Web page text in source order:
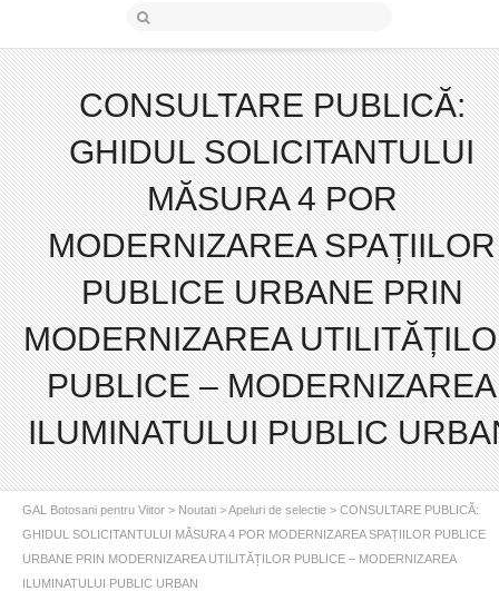
CONSULTARE PUBLICĂ:
GHIDUL SOLICITANTULUI
MĂSURA 4 POR
MODERNIZAREA SPAȚIILOR
PUBLICE URBANE PRIN
MODERNIZAREA
PUBLICE – MODERNIZAREA
ILUMINATULUI PUBLIC
GAL Botosani pentru Viitor > Noutati >Apeluri de selectie > CONSULTARE PUBLICĂ:
GHIDUL SOLICITANTULUI MĂSURA 4 POR MODERNIZAREA SPAȚIILOR PUBLICE
URBANE PRIN MODERNIZAREA UTILITĂȚILOR PUBLICE – MODERNIZAREA
ILUMINATULUI PUBLIC URBAN